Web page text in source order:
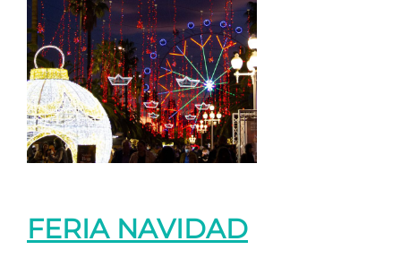
FERIA NAVIDAD